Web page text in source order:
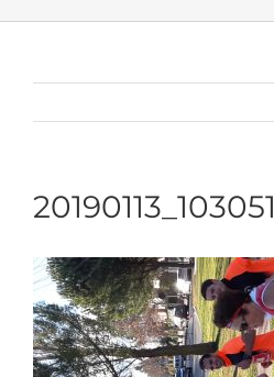
20190113_103051